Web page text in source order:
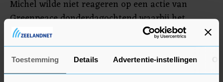
Toestemming Details Advertentie-instellingen
Michel wilde niet reageren op een actie van
Greenpeace donderdagochtend waarbij het
gebouw waar de top plaatsvindt symbolisch in
brand werd gezet. Met spandoeken en fakkels
maakte de milieuorganisatie duidelijk dat het de
Green Deal niet ambitieus genoeg vindt.